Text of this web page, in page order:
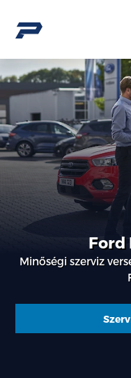
Ford
Minőségi szerviz